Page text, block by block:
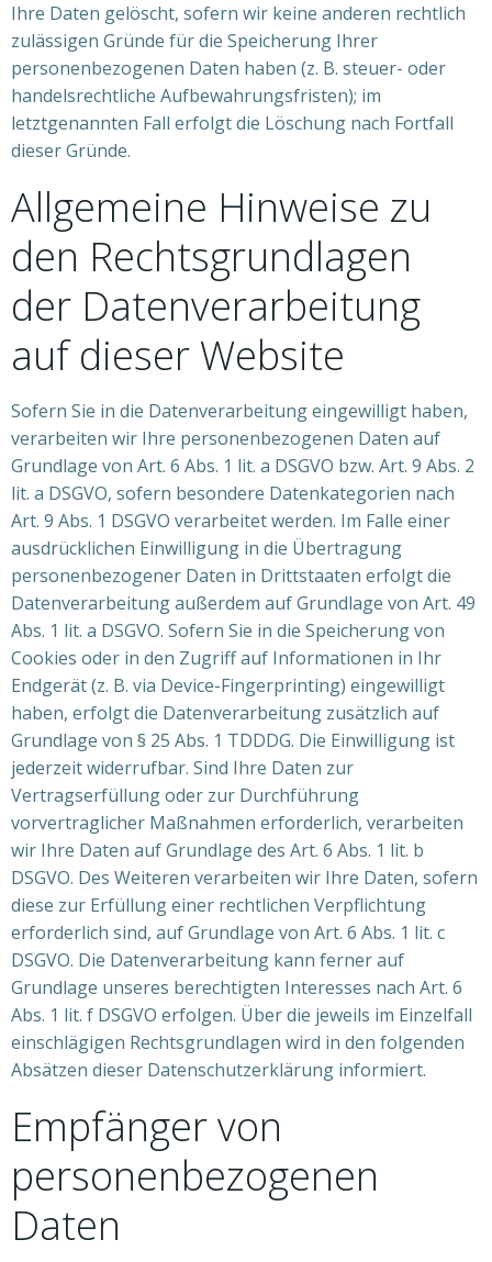
Ihre Daten gelöscht, sofern wir keine anderen rechtlich
zulässigen Gründe für die Speicherung Ihrer
personenbezogenen Daten haben (z. B. steuer- oder
handelsrechtliche Aufbewahrungsfristen); im
letztgenannten Fall erfolgt die Löschung nach Fortfall
dieser Gründe.
Allgemeine Hinweise zu
den Rechtsgrundlagen
der Datenverarbeitung
auf dieser Website
Sofern Sie in die Datenverarbeitung eingewilligt haben,
verarbeiten wir Ihre personenbezogenen Daten auf
Grundlage von Art. 6 Abs. 1 lit. a DSGVO bzw. Art. 9 Abs. 2
lit. a DSGVO, sofern besondere Datenkategorien nach
Art. 9 Abs. 1 DSGVO verarbeitet werden. Im Falle einer
ausdrücklichen Einwilligung in die Übertragung
personenbezogener Daten in Drittstaaten erfolgt die
Datenverarbeitung außerdem auf Grundlage von Art. 49
Abs. 1 lit. a DSGVO. Sofern Sie in die Speicherung von
Cookies oder in den Zugriff auf Informationen in Ihr
Endgerät (z. B. via Device-Fingerprinting) eingewilligt
haben, erfolgt die Datenverarbeitung zusätzlich auf
Grundlage von § 25 Abs. 1 TDDDG. Die Einwilligung ist
jederzeit widerrufbar. Sind Ihre Daten zur
Vertragserfüllung oder zur Durchführung
vorvertraglicher Maßnahmen erforderlich, verarbeiten
wir Ihre Daten auf Grundlage des Art. 6 Abs. 1 lit. b
DSGVO. Des Weiteren verarbeiten wir Ihre Daten, sofern
diese zur Erfüllung einer rechtlichen Verpflichtung
erforderlich sind, auf Grundlage von Art. 6 Abs. 1 lit. c
DSGVO. Die Datenverarbeitung kann ferner auf
Grundlage unseres berechtigten Interesses nach Art. 6
Abs. 1 lit. f DSGVO erfolgen. Über die jeweils im Einzelfall
einschlägigen Rechtsgrundlagen wird in den folgenden
Absätzen dieser Datenschutzerklärung informiert.
Empfänger von
personenbezogenen
Daten